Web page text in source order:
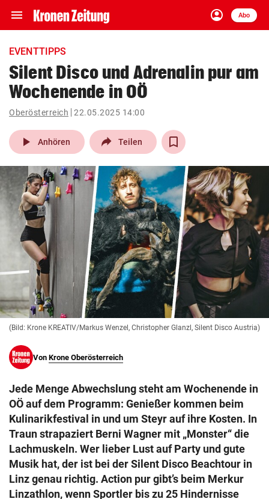
menu Navigation
ein-/ausklappen
account_circle
Anmelden
Abo
close Schließen
account_circle Anmelden
pin_drop
Wien arrow_right
bookmark
search
Suchbegriff
eingeben
© Krone Multimedia GmbH & Co KG 2026
Muthgasse 2, 1190 Wien
EVENTTIPPS
Silent Disco und Adrenalin pur am
Wochenende in OÖ
Oberösterreich 22.05.2025 14:00
play_arrow Anhören Teilen
(Bild: Krone KREATIV/Markus Wenzel, Christopher Glanzl, Silent Disco Austria)
Von Krone Oberösterreich
Jede Menge Abwechslung steht am Wochenende in
OÖ auf dem Programm: Genießer kommen beim
Kulinarikfestival in und um Steyr auf ihre Kosten. In
Traun strapaziert Berni Wagner mit „Monster“ die
Lachmuskeln. Wer lieber Lust auf Party und gute
Musik hat, der ist bei der Silent Disco Beachtour in
Linz genau richtig. Action pur gibt’s beim Merkur
Linzathlon, wenn Sportler bis zu 25 Hindernisse